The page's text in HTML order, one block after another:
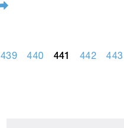
439 440 441 442 443